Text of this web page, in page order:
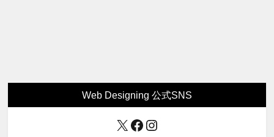
Web Designing 公式SNS
X Facebook
Instagram